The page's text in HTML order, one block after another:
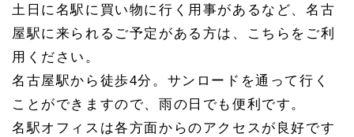
土日に名駅に買い物に行く用事があるなど、名古
屋駅に来られるご予定がある方は、こちらをご利
用ください。
名古屋駅から徒歩4分。サンロードを通って行く
ことができますので、雨の日でも便利です。
名駅オフィスは各方面からのアクセスが良好です